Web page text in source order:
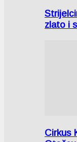
zlato i
Cirkus